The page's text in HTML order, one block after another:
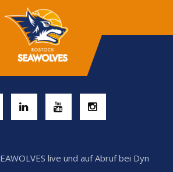
live und auf Abruf bei Dyn